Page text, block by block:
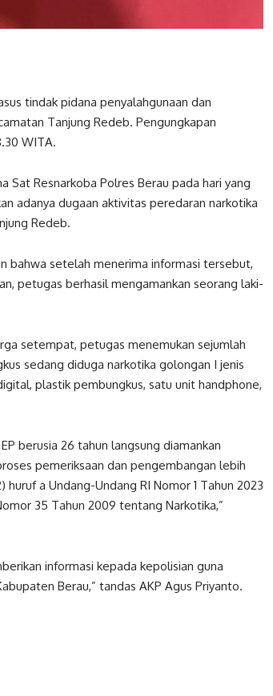
tindak pidana penyalahgunaan dan
Tanjung Redeb. Pengungkapan
WITA.
Sat Resnarkoba Polres Berau pada hari yang
adanya dugaan aktivitas peredaran narkotika
Redeb.
bahwa setelah menerima informasi tersebut,
petugas berhasil mengamankan seorang laki-
setempat, petugas menemukan sejumlah
sedang diduga narkotika golongan I jenis
plastik pembungkus, satu unit handphone,
berusia 26 tahun langsung diamankan
pemeriksaan dan pengembangan lebih
a Undang-Undang RI Nomor 1 Tahun 2023
35 Tahun 2009 tentang Narkotika,”
informasi kepada kepolisian guna
Berau,” tandas AKP Agus Priyanto.